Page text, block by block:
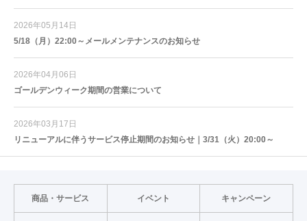
2026年05月14日
5/18（月）22:00～メールメンテナンスのお知らせ
2026年04月06日
ゴールデンウィーク期間の営業について
2026年03月17日
リニューアルに伴うサービス停止期間のお知らせ｜3/31（火）20:00～
商品・サービス イベント キャンペーン